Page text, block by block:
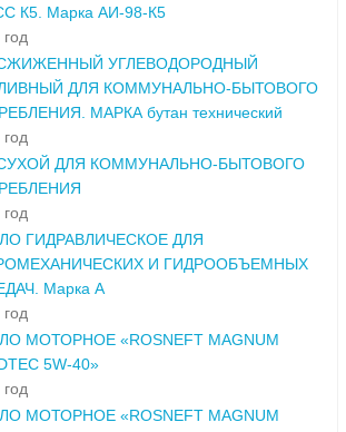
К5. Марка АИ-98-К5
УГЛЕВОДОРОДНЫЙ
ДЛЯ КОММУНАЛЬНО-БЫТОВОГО
МАРКА бутан технический
ДЛЯ КОММУНАЛЬНО-БЫТОВОГО
ГИДРАВЛИЧЕСКОЕ ДЛЯ
И ГИДРООБЪЕМНЫХ
Марка А
МОТОРНОЕ «ROSNEFT MAGNUM
5W-40»
МОТОРНОЕ «ROSNEFT MAGNUM